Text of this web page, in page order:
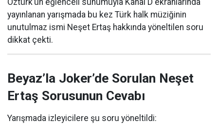
Öztürk’ün eğlenceli sunumuyla Kanal D ekranlarında
yayınlanan yarışmada bu kez Türk halk müziğinin
unutulmaz ismi Neşet Ertaş hakkında yöneltilen soru
dikkat çekti.
Beyaz’la Joker’de Sorulan Neşet
Ertaş Sorusunun Cevabı
Yarışmada izleyicilere şu soru yöneltildi: